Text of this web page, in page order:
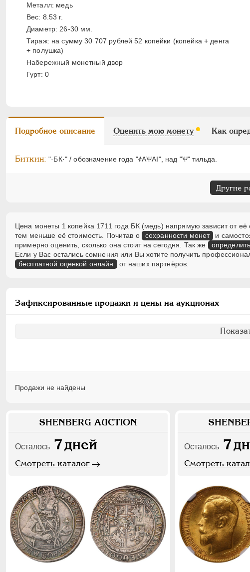
Металл: медь
Вес: 8.53 г.
Диаметр: 26-30 мм.
Тираж: на сумму 30 707 рублей 52 копейки (копейка + денга
+ полушка)
Набережный монетный двор
Гурт: 0
Подробное описание Оценить мою монету Как
Биткин: "·БК·" / обозначение года "҂АѰАI", над "Ѱ" тильда.
Другие
Цена монеты 1 копейка 1711 года БК (медь) напрямую зависит от
тем меньше её стоимость. Почитав о
сохранности монет
и
примерно оценить, сколько она стоит на сегодня. Так же
Если у Вас остались сомнения или Вы хотите получить
бесплатной оценкой онлайн от наших партнёров.
Зафиксированные продажи и цены на аукционах
Продажи не найдены
SHENBERG AUCTION
Осталось 7дней
Смотреть каталог
Осталось 7
Смотреть